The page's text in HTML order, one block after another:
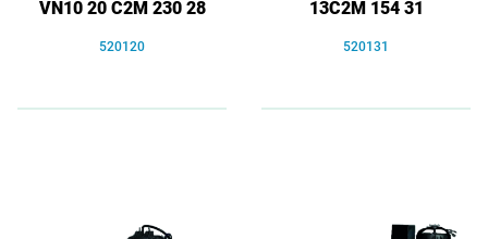
VN10 20 C2M 230 28
520120
13C2M 154 31
520131